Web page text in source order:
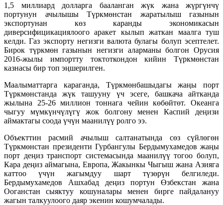
1,5 миллиард долларга бааланган жүк жана жүргүнчү
портунун ачылышы Түркмөнстан жаратылыш газынын
экспортунан көз каранды экономикасын
диверсифицикациялоого аракет кылып жаткан маалга туш
келди. Газ экспорту негизги валюта булагы болуп эсептелет.
Бирок түркмөн газынын негизги аларманы болгон Орусия
2016-жылы импортту токтоткондон кийин Түркмөнстан
казнасы бир топ эңшерилген.
Маалыматтарга караганда, Түркмөнбашыдагы жаңы порт
Түркмөнстанда жүк ташууну үч эсеге, башкача айтканда
жылына 25-26 миллион тоннага чейин көбөйтөт. Океанга
чыгуу мүмкүнчүлүгү жок болгону менен Каспий деңизи
аймактагы соода үчүн маанилүү ролго ээ.
Объекттин расмий ачылыш салтанатында сөз сүйлөгөн
Түркмөнстан президенти Гурбангулы Бердымухамедов жаңы
порт деңиз транспорт системасында маанилүү тогоо болуп,
Кара деңиз аймагына, Европа, Жакынкы Чыгыш жана Азияга
каттоо үчүн жагымдуу шарт түзөрүн белгиледи.
Бердымухамедов Ашхабад деңиз портун Өзбекстан жана
Ооганстан сыяктуу кошуналары менен бирге пайдалануу
жагын талкуулоого даяр экенин кошумчалады.